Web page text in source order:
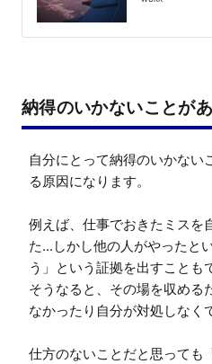
納得のいかないことが
自分にとって納得のいかない
る原因になります。
例えば、仕事でおきたミスを
た...しかし他の人がやったと
う」という証拠を出すことも
そうなると、その場を収める
なかったり自分が対処しなく
仕方のないことだと思っても